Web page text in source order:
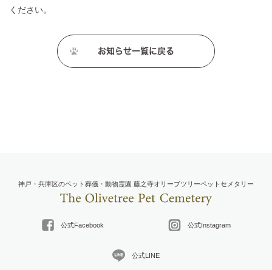
ください。
お知らせ一覧に戻る
神戸・兵庫区のペット葬儀・動物霊園 藤之寺オリーブツリーペットセメタリー
公式Facebook 公式Instagram
公式LINE